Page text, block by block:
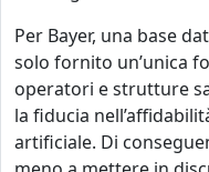
Per Bayer, una base
solo fornito un’unica
operatori e strutture
la fiducia
artificiale. Di